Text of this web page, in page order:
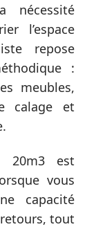
nécessité
l’espace
repose
:
meubles,
calage et
20m3 est
vous
capacité
tout